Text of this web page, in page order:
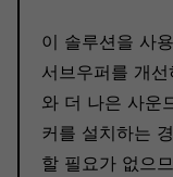
이 솔루션을 사
서브우퍼를 개
와 더 나은 사운
커를 설치하는
할 필요가 없으